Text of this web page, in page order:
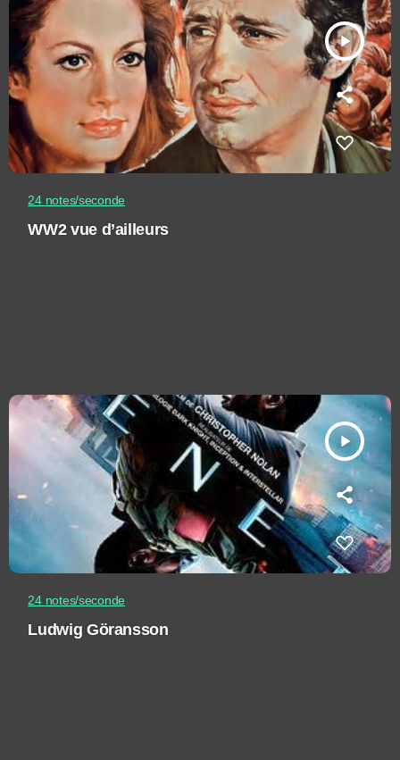
play_arrow
24 notes/seconde
WW2 vue d’ailleurs
play_arrow
24 notes/seconde
Ludwig Göransson